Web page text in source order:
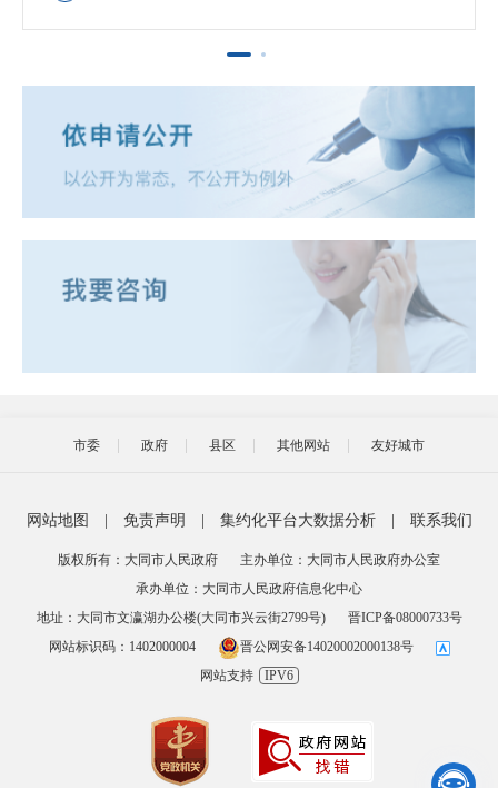
市委 政府 县区 其他网站 友好城市
网站地图 免责声明 集约化平台大数据分析 联系我们
版权所有：大同市人民政府
主办单位：大同市人民政府办公室
承办单位：大同市人民政府信息化中心
地址：大同市文瀛湖办公楼(大同市兴云街2799号)
晋ICP备08000733号
网站标识码：1402000004
晋公网安备14020002000138号
网站支持
IPV6